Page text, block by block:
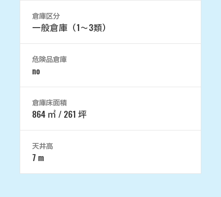
倉庫区分
一般倉庫（1～3類）
危険品倉庫
no
倉庫床面積
864 ㎡ / 261 坪
天井高
7 m